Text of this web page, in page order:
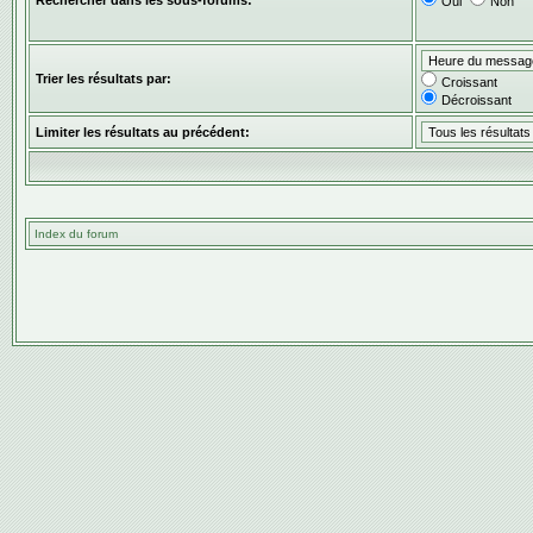
Trier les résultats par:
Croissant
Décroissant
Limiter les résultats au précédent:
Index du forum